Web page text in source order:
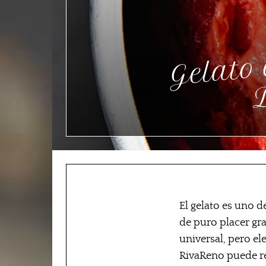
El gelato es uno
de puro placer
universal, pero
RivaReno puede